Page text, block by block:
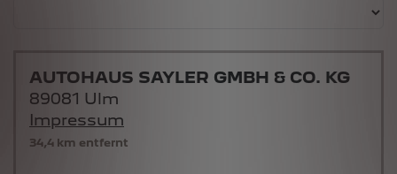
34,4 km entfernt
AUTOHAUS SAYLER GMBH & CO. KG
89081 Ulm
Impressum